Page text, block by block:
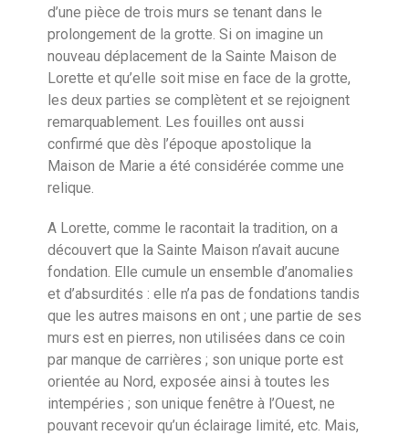
d’une pièce de trois murs se tenant dans le
prolongement de la grotte. Si on imagine un
nouveau déplacement de la Sainte Maison de
Lorette et qu’elle soit mise en face de la grotte,
les deux parties se complètent et se rejoignent
remarquablement. Les fouilles ont aussi
confirmé que dès l’époque apostolique la
Maison de Marie a été considérée comme une
relique.
A Lorette, comme le racontait la tradition, on a
découvert que la Sainte Maison n’avait aucune
fondation. Elle cumule un ensemble d’anomalies
et d’absurdités : elle n’a pas de fondations tandis
que les autres maisons en ont ; une partie de ses
murs est en pierres, non utilisées dans ce coin
par manque de carrières ; son unique porte est
orientée au Nord, exposée ainsi à toutes les
intempéries ; son unique fenêtre à l’Ouest, ne
pouvant recevoir qu’un éclairage limité, etc. Mais,